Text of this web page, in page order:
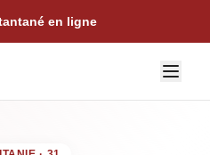
en ligne